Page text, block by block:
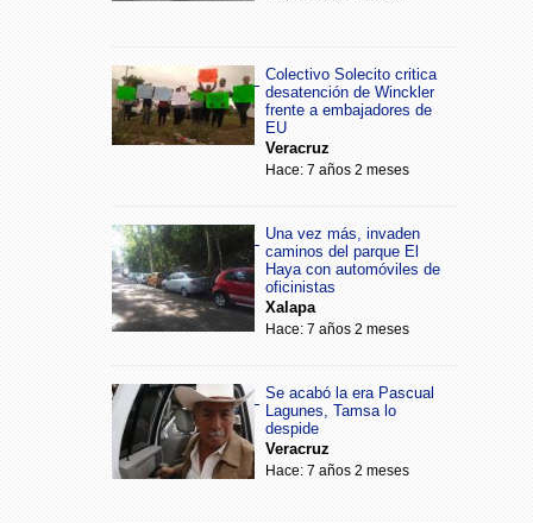
Colectivo Solecito critica
desatención de Winckler
frente a embajadores de
EU
Veracruz
Hace: 7 años 2 meses
Una vez más, invaden
caminos del parque El
Haya con automóviles de
oficinistas
Xalapa
Hace: 7 años 2 meses
Se acabó la era Pascual
Lagunes, Tamsa lo
despide
Veracruz
Hace: 7 años 2 meses